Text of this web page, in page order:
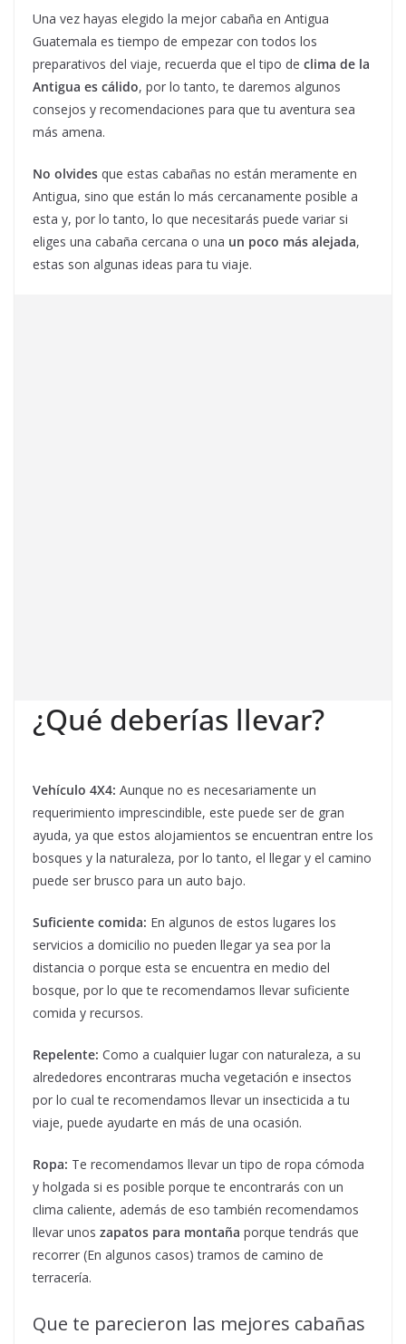
Una vez hayas elegido la mejor cabaña en Antigua
Guatemala es tiempo de empezar con todos los
preparativos del viaje, recuerda que el tipo de clima de la
Antigua es cálido, por lo tanto, te daremos algunos
consejos y recomendaciones para que tu aventura sea
más amena.
No olvides que estas cabañas no están meramente en
Antigua, sino que están lo más cercanamente posible a
esta y, por lo tanto, lo que necesitarás puede variar si
eliges una cabaña cercana o una un poco más alejada,
estas son algunas ideas para tu viaje.
¿Qué deberías llevar?
Vehículo 4X4: Aunque no es necesariamente un
requerimiento imprescindible, este puede ser de gran
ayuda, ya que estos alojamientos se encuentran entre los
bosques y la naturaleza, por lo tanto, el llegar y el camino
puede ser brusco para un auto bajo.
Suficiente comida: En algunos de estos lugares los
servicios a domicilio no pueden llegar ya sea por la
distancia o porque esta se encuentra en medio del
bosque, por lo que te recomendamos llevar suficiente
comida y recursos.
Repelente: Como a cualquier lugar con naturaleza, a su
alrededores encontraras mucha vegetación e insectos
por lo cual te recomendamos llevar un insecticida a tu
viaje, puede ayudarte en más de una ocasión.
Ropa: Te recomendamos llevar un tipo de ropa cómoda
y holgada si es posible porque te encontrarás con un
clima caliente, además de eso también recomendamos
llevar unos zapatos para montaña porque tendrás que
recorrer (En algunos casos) tramos de camino de
terracería.
Que te parecieron las mejores cabañas